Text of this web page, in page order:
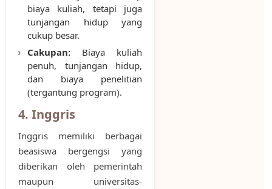
biaya kuliah, tetapi juga
tunjangan hidup yang
cukup besar.
Cakupan:Biaya kuliah
penuh, tunjangan hidup,
dan biaya penelitian
(tergantung program).
4. Inggris
Inggris memiliki berbagai
beasiswa bergengsi yang
diberikan oleh pemerintah
maupun universitas-